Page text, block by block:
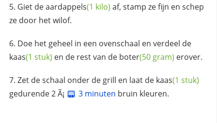
Giet deaardappels(1 kilo) af, stamp ze fijn en schep
ze door het wilof.
Doe het geheel in een ovenschaal en verdeel de
kaas(1 stuk) en de rest van de boter(50 gram) erover.
Zet de schaal onder de grill en laat de kaas(1 stuk)
gedurende 2 Ã¡
3 minuten bruin kleuren.